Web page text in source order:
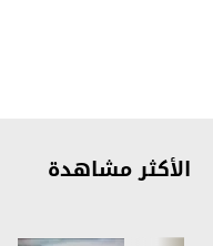
الأكثر مشاهدة